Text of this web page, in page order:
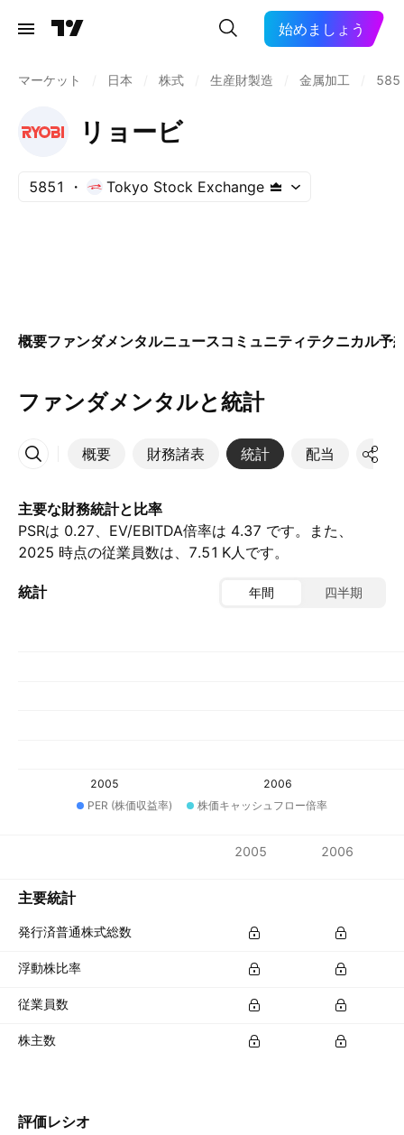
始めましょう
マーケット 日本 株式 生産財製造 金属加工
リョービ
5851 Tokyo Stock Exchange
概要ファンダメンタルニュースコミュニティテクニカル予
ファンダメンタルと統計
概要 財務諸表 統計 配当 決算
その他
主要な財務統計と比率
PSRは 0.27、EV/EBITDA倍率は 4.37 です。また、
2025 時点の従業員数は、‪7.51 K‬人です。
統計 年間 四半期
2005
2006
PER (株価収益率)
株価キャッシュフロー倍率
2005 2006
主要統計
発行済普通株式総数
浮動株比率
従業員数
株主数
評価レシオ